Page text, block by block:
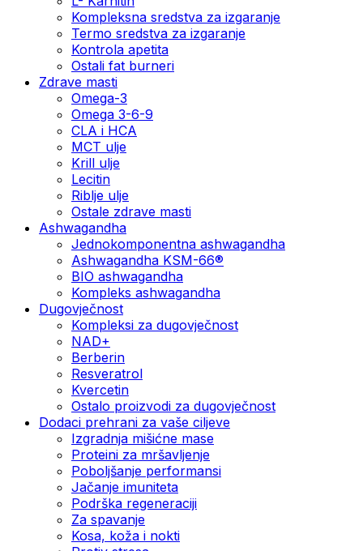
Kompleksna sredstva za izgaranje
Termo sredstva za izgaranje
Kontrola apetita
Ostali fat burneri
Zdrave masti
Omega-3
Omega 3-6-9
CLA i HCA
MCT ulje
Krill ulje
Lecitin
Riblje ulje
Ostale zdrave masti
Ashwagandha
Jednokomponentna ashwagandha
Ashwagandha KSM-66®
BIO ashwagandha
Kompleks ashwagandha
Dugovječnost
Kompleksi za dugovječnost
NAD+
Berberin
Resveratrol
Kvercetin
Ostalo proizvodi za dugovječnost
Dodaci prehrani za vaše ciljeve
Izgradnja mišićne mase
Proteini za mršavljenje
Poboljšanje performansi
Jačanje imuniteta
Podrška regeneraciji
Za spavanje
Kosa, koža i nokti